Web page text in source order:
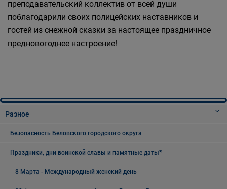
преподавательский коллектив от всей души
поблагодарили своих полицейских наставников и
гостей из снежной сказки за настоящее праздничное
предновогоднее настроение!
Разное
Безопасность Беловского городского округа
Праздники, дни воинской славы и памятные даты*
8 Марта - Международный женский день